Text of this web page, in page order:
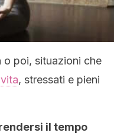
o poi, situazioni che
vita, stressati e pieni
il tempo